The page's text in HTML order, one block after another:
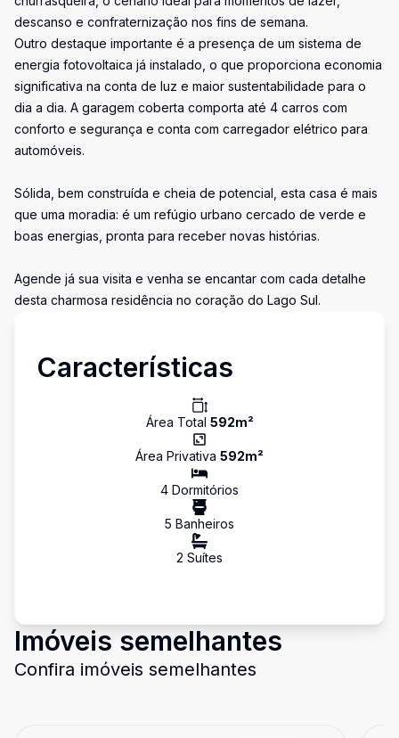
descanso e confraternização nos fins de semana.
Outro destaque importante é a presença de um sistema de
energia fotovoltaica já instalado, o que proporciona economia
significativa na conta de luz e maior sustentabilidade para o
dia a dia. A garagem coberta comporta até 4 carros com
conforto e segurança e conta com carregador elétrico para
automóveis.
Sólida, bem construída e cheia de potencial, esta casa é mais
que uma moradia: é um refúgio urbano cercado de verde e
boas energias, pronta para receber novas histórias.
Agende já sua visita e venha se encantar com cada detalhe
desta charmosa residência no coração do Lago Sul.
Características
Área Total 592m²
Área Privativa 592m²
4 Dormitórios
5 Banheiros
2 Suítes
Imóveis semelhantes
Confira imóveis semelhantes